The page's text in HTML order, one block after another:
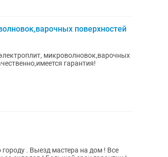
поверхностей
микроволновок,варочных
гарантия!
. Выезд мастера на дом ! Все